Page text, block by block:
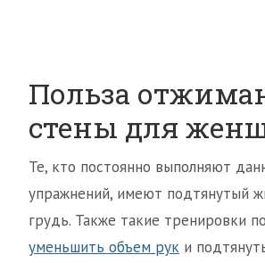
Польза
стены для
Те, кто постоянно выполняют
упражнений, имеют подтянутый
грудь. Также такие тренировки
уменьшить объем рук и